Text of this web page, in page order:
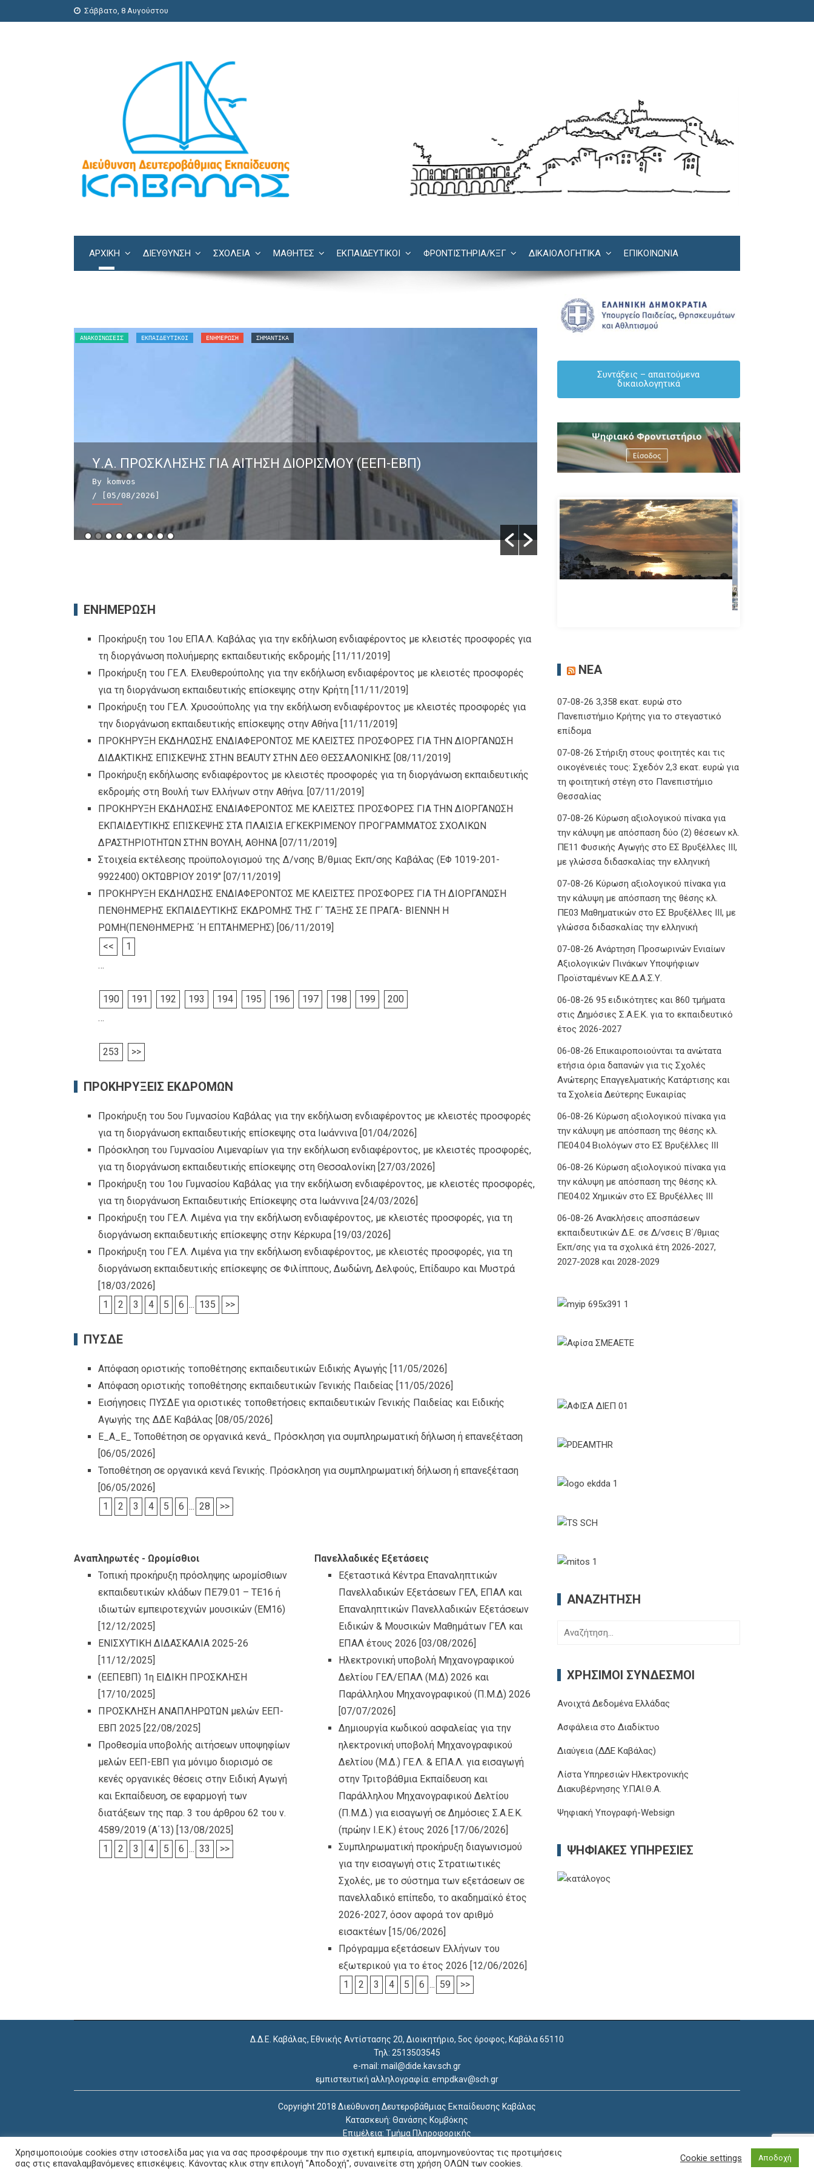
Σάββατο, 8 Αυγούστου
ΑΡΧΙΚΗ ΔΙΕΎΘΥΝΣΗ ΣΧΟΛΕΊΑ ΜΑΘΗΤΕΣ ΕΚΠΑΙΔΕΥΤΙΚΟΙ ΦΡΟΝΤΙΣΤΉΡΙΑ/KΞΓ ΔΙΚΑΙΟΛΟΓΗΤΙΚΆ ΕΠΙΚΟΙΝΩΝΊΑ
ΑΝΑΚΟΙΝΏΣΕΙΣ ΕΚΠΑΙΔΕΥΤΙΚΟΙ ΕΝΗΜΕΡΩΣΗ ΣΗΜΑΝΤΙΚΆ
Υ.Α. ΠΡΟΣΚΛΗΣΗΣ ΓΙΑ ΑΙΤΗΣΗ ΔΙΟΡΙΣΜΟΥ (ΕΕΠ-ΕΒΠ)
By komvos
/ [05/08/2026]
ΠΡΟΣΟΧΗ – ΑΝΑΚΟΙΝΟΠΟΙΗΣΗ – Πίνακες
By Δημήτριος Κουκουλάκης
/ [04/08/2026]
ΕΝΗΜΕΡΩΣΗ
Προκήρυξη του 1ου ΕΠΑ.Λ. Καβάλας για την εκδήλωση ενδιαφέροντος με κλειστές προσφορές για
τη διοργάνωση πολυήμερης εκπαιδευτικής εκδρομής [11/11/2019]
Προκήρυξη του ΓΕ.Λ. Ελευθερούπολης για την εκδήλωση ενδιαφέροντος με κλειστές προσφορές
για τη διοργάνωση εκπαιδευτικής επίσκεψης στην Κρήτη [11/11/2019]
Προκήρυξη του ΓΕ.Λ. Χρυσούπολης για την εκδήλωση ενδιαφέροντος με κλειστές προσφορές για
την διοργάνωση εκπαιδευτικής επίσκεψης στην Αθήνα [11/11/2019]
ΠΡΟΚΗΡΥΞΗ ΕΚΔΗΛΩΣΗΣ ΕΝΔΙΑΦΕΡΟΝΤΟΣ ΜΕ ΚΛΕΙΣΤΕΣ ΠΡΟΣΦΟΡΕΣ ΓΙΑ ΤΗΝ ΔΙΟΡΓΑΝΩΣΗ
ΔΙΔΑΚΤΙΚΗΣ ΕΠΙΣΚΕΨΗΣ ΣΤΗΝ BEAUTY ΣΤΗΝ ΔΕΘ ΘΕΣΣΑΛΟΝΙΚΗΣ [08/11/2019]
Προκήρυξη εκδήλωσης ενδιαφέροντος με κλειστές προσφορές για τη διοργάνωση εκπαιδευτικής
εκδρομής στη Βουλή των Ελλήνων στην Αθήνα. [07/11/2019]
ΠΡΟΚΗΡΥΞΗ ΕΚΔΗΛΩΣΗΣ ΕΝΔΙΑΦΕΡΟΝΤΟΣ ΜΕ ΚΛΕΙΣΤΕΣ ΠΡΟΣΦΟΡΕΣ ΓΙΑ ΤΗΝ ΔΙΟΡΓΑΝΩΣΗ
ΕΚΠΑΙΔΕΥΤΙΚΗΣ ΕΠΙΣΚΕΨΗΣ ΣΤΑ ΠΛΑΙΣΙΑ ΕΓΚΕΚΡΙΜΕΝΟΥ ΠΡΟΓΡΑΜΜΑΤΟΣ ΣΧΟΛΙΚΩΝ
ΔΡΑΣΤΗΡΙΟΤΗΤΩΝ ΣΤΗΝ ΒΟΥΛΗ, ΑΘΗΝΑ [07/11/2019]
Στοιχεία εκτέλεσης προϋπολογισμού της Δ/νσης Β/θμιας Εκπ/σης Καβάλας (ΕΦ 1019-201-
9922400) ΟΚΤΩΒΡΙΟΥ 2019″ [07/11/2019]
ΠΡΟΚΗΡΥΞΗ ΕΚΔΗΛΩΣΗΣ ΕΝΔΙΑΦΕΡΟΝΤΟΣ ΜΕ ΚΛΕΙΣΤΕΣ ΠΡΟΣΦΟΡΕΣ ΓΙΑ ΤΗ ΔΙΟΡΓΑΝΩΣΗ
ΠΕΝΘΗΜΕΡΗΣ ΕΚΠΑΙΔΕΥΤΙΚΗΣ ΕΚΔΡΟΜΗΣ ΤΗΣ Γ΄ ΤΑΞΗΣ ΣΕ ΠΡΑΓΑ- ΒΙΕΝΝΗ Η
ΡΩΜΗ(ΠΕΝΘΗΜΕΡΗΣ ΄Η ΕΠΤΑΗΜΕΡΗΣ) [06/11/2019]
<<
1
…
190 191 192 193 194 195 196 197 198 199
200
…
253 >>
ΠΡΟΚΗΡΥΞΕΙΣ ΕΚΔΡΟΜΩΝ
Προκήρυξη του 5ου Γυμνασίου Καβάλας για την εκδήλωση ενδιαφέροντος με κλειστές προσφορές
για τη διοργάνωση εκπαιδευτικής επίσκεψης στα Ιωάννινα [01/04/2026]
Πρόσκληση του Γυμνασίου Λιμεναρίων για την εκδήλωση ενδιαφέροντος, με κλειστές προσφορές,
για τη διοργάνωση εκπαιδευτικής επίσκεψης στη Θεσσαλονίκη [27/03/2026]
Προκήρυξη του 1ου Γυμνασίου Καβάλας για την εκδήλωση ενδιαφέροντος, με κλειστές προσφορές,
για τη διοργάνωση Εκπαιδευτικής Επίσκεψης στα Ιωάννινα [24/03/2026]
Προκήρυξη του ΓΕ.Λ. Λιμένα για την εκδήλωση ενδιαφέροντος, με κλειστές προσφορές, για τη
διοργάνωση εκπαιδευτικής επίσκεψης στην Κέρκυρα [19/03/2026]
Προκήρυξη του ΓΕ.Λ. Λιμένα για την εκδήλωση ενδιαφέροντος, με κλειστές προσφορές, για τη
διοργάνωση εκπαιδευτικής επίσκεψης σε Φιλίππους, Δωδώνη, Δελφούς, Επίδαυρο και Μυστρά
[18/03/2026]
1
2 3 4 5 6 ... 135 >>
ΠΥΣΔΕ
Απόφαση οριστικής τοποθέτησης εκπαιδευτικών Ειδικής Αγωγής [11/05/2026]
Απόφαση οριστικής τοποθέτησης εκπαιδευτικών Γενικής Παιδείας [11/05/2026]
Εισήγησεις ΠΥΣΔΕ για οριστικές τοποθετήσεις εκπαιδευτικών Γενικής Παιδείας και Ειδικής
Αγωγής της ΔΔΕ Καβάλας [08/05/2026]
Ε_Α_Ε_ Τοποθέτηση σε οργανικά κενά_ Πρόσκληση για συμπληρωματική δήλωση ή επανεξέταση
[06/05/2026]
Τοποθέτηση σε οργανικά κενά Γενικής. Πρόσκληση για συμπληρωματική δήλωση ή επανεξέταση
[06/05/2026]
1
2 3 4 5 6 ... 28 >>
Αναπληρωτές - Ωρομίσθιοι
Τοπική προκήρυξη πρόσληψης ωρομίσθιων
εκπαιδευτικών κλάδων ΠΕ79.01 – ΤΕ16 ή
ιδιωτών εμπειροτεχνών μουσικών (ΕΜ16)
[12/12/2025]
ΕΝΙΣΧΥΤΙΚΗ ΔΙΔΑΣΚΑΛΙΑ 2025-26
[11/12/2025]
(ΕΕΠΕΒΠ) 1η ΕΙΔΙΚΗ ΠΡΟΣΚΛΗΣΗ
[17/10/2025]
ΠΡΟΣΚΛΗΣΗ ΑΝΑΠΛΗΡΩΤΩΝ μελών ΕΕΠ-
ΕΒΠ 2025 [22/08/2025]
Προθεσμία υποβολής αιτήσεων υποψηφίων
μελών ΕΕΠ-ΕΒΠ για μόνιμο διορισμό σε
κενές οργανικές θέσεις στην Ειδική Αγωγή
και Εκπαίδευση, σε εφαρμογή των
διατάξεων της παρ. 3 του άρθρου 62 του ν.
4589/2019 (Α΄13) [13/08/2025]
1
2 3 4 5 6 ... 33 >>
Πανελλαδικές Εξετάσεις
Εξεταστικά Κέντρα Επαναληπτικών
Πανελλαδικών Εξετάσεων ΓΕΛ, ΕΠΑΛ και
Επαναληπτικών Πανελλαδικών Εξετάσεων
Ειδικών & Μουσικών Μαθημάτων ΓΕΛ και
ΕΠΑΛ έτους 2026 [03/08/2026]
Ηλεκτρονική υποβολή Μηχανογραφικού
Δελτίου ΓΕΛ/ΕΠΑΛ (Μ.Δ) 2026 και
Παράλληλου Μηχανογραφικού (Π.Μ.Δ) 2026
[07/07/2026]
Δημιουργία κωδικού ασφαλείας για την
ηλεκτρονική υποβολή Μηχανογραφικού
Δελτίου (Μ.Δ.) ΓΕ.Λ. & ΕΠΑ.Λ. για εισαγωγή
στην Τριτοβάθμια Εκπαίδευση και
Παράλληλου Μηχανογραφικού Δελτίου
(Π.Μ.Δ.) για εισαγωγή σε Δημόσιες Σ.Α.Ε.Κ.
(πρώην Ι.Ε.Κ.) έτους 2026 [17/06/2026]
Συμπληρωματική προκήρυξη διαγωνισμού
για την εισαγωγή στις Στρατιωτικές
Σχολές, με το σύστημα των εξετάσεων σε
πανελλαδικό επίπεδο, το ακαδημαϊκό έτος
2026-2027, όσον αφορά τον αριθμό
εισακτέων [15/06/2026]
Πρόγραμμα εξετάσεων Ελλήνων του
εξωτερικού για το έτος 2026 [12/06/2026]
1
2 3 4 5 6 ... 59 >>
Συντάξεις – απαιτούμενα
δικαιολογητικά
07-08-26 3,358 εκατ. ευρώ στο
Πανεπιστήμιο Κρήτης για το στεγαστικό
επίδομα
07-08-26 Στήριξη στους φοιτητές και τις
οικογένειές τους: Σχεδόν 2,3 εκατ. ευρώ για
τη φοιτητική στέγη στο Πανεπιστήμιο
Θεσσαλίας
07-08-26 Κύρωση αξιολογικού πίνακα για
την κάλυψη με απόσπαση δύο (2) θέσεων κλ.
ΠΕ11 Φυσικής Αγωγής στο ΕΣ Βρυξέλλες ΙΙΙ,
με γλώσσα διδασκαλίας την ελληνική
07-08-26 Κύρωση αξιολογικού πίνακα για
την κάλυψη με απόσπαση της θέσης κλ.
ΠΕ03 Μαθηματικών στο ΕΣ Βρυξέλλες ΙΙΙ, με
γλώσσα διδασκαλίας την ελληνική
07-08-26 Ανάρτηση Προσωρινών Ενιαίων
Αξιολογικών Πινάκων Υποψήφιων
Προϊσταμένων ΚΕ.Δ.Α.Σ.Υ.
06-08-26 95 ειδικότητες και 860 τμήματα
στις Δημόσιες Σ.Α.Ε.Κ. για το εκπαιδευτικό
έτος 2026-2027
06-08-26 Επικαιροποιούνται τα ανώτατα
ετήσια όρια δαπανών για τις Σχολές
Ανώτερης Επαγγελματικής Κατάρτισης και
τα Σχολεία Δεύτερης Ευκαιρίας
06-08-26 Κύρωση αξιολογικού πίνακα για
την κάλυψη με απόσπαση της θέσης κλ.
ΠΕ04.04 Βιολόγων στο ΕΣ Βρυξέλλες ΙΙΙ
06-08-26 Κύρωση αξιολογικού πίνακα για
την κάλυψη με απόσπαση της θέσης κλ.
ΠΕ04.02 Χημικών στο ΕΣ Βρυξέλλες ΙΙΙ
06-08-26 Ανακλήσεις αποσπάσεων
εκπαιδευτικών Δ.Ε. σε Δ/νσεις Β΄/θμιας
ΧΡΉΣΙΜΟΙ ΣΎΝΔΕΣΜΟΙ
Ανοιχτά Δεδομένα Ελλάδας
Ασφάλεια στο Διαδίκτυο
Διαύγεια (ΔΔΕ Καβάλας)
Λίστα Υπηρεσιών Ηλεκτρονικής
Διακυβέρνησης Y.ΠΑΙ.Θ.Α.
ΨΗΦΙΑΚΈΣ ΥΠΗΡΕΣΊΕΣ
Δ.Δ.Ε. Καβάλας, Εθνικής Αντίστασης 20, Διοικητήριο, 5ος όροφος, Καβάλα 65110
Τηλ: 2513503545
e-mail: mail@dide.kav.sch.gr
εμπιστευτική αλληλογραφία: empdkav@sch.gr
Copyright 2018 Διεύθυνση Δευτεροβάθμιας Εκπαίδευσης Καβάλας
Κατασκευή: Θανάσης Κομβόκης
Επιμέλεια: Τμήμα Πληροφορικής
Δήλωση Προσβασιμότητας
WordPress Theme|Viralby Hash Themes
Χρησιμοποιούμε cookies στην ιστοσελίδα μας για να σας προσφέρουμε την πιο σχετική εμπειρία, απομνημονεύοντας τις προτιμήσεις
σας στις επαναλαμβανόμενες επισκέψεις. Κάνοντας κλικ στην επιλογή "Αποδοχή", συναινείτε στη χρήση ΟΛΩΝ των cookies.
Cookie settings Αποδοχή